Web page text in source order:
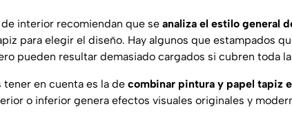
interior recomiendan que se analiza el estilo general
para elegir el diseño. Hay algunos que estampados
pueden resultar demasiado cargados si cubren toda
en cuenta es la de combinar pintura y papel tapiz
o inferior genera efectos visuales originales y